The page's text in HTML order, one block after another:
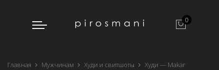
0
Главная Мужчинам Худи и свитшоты Худи — Makar